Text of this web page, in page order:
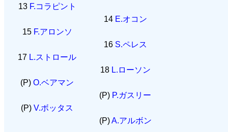
13 F.コラピント
14 E.オコン
15 F.アロンソ
16 S.ペレス
17 L.ストロール
18 L.ローソン
(P) O.ベアマン
(P) P.ガスリー
(P) V.ボッタス
(P)A.アルボン